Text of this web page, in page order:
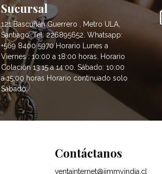
Sucursal
121 Bascuñán Guerrero , Metro ULA,
Santiago. Tel: 226895652. Whatsapp:
+569 8400 5970 Horario Lunes a
Viernes : 10:00 a 18:00 horas. Horario
Colación 13:15 a 14:00. Sábado: 10:00
a 15:00 horas Horario continuado solo
Sábado.
Contáctanos
ventainternet@jimmyindia.cl